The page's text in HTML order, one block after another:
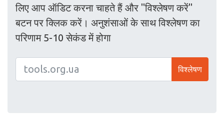
लिए आप ऑडिट करना चाहते हैं और "विश्लेषण करें"
बटन पर क्लिक करें। अनुशंसाओं के साथ विश्लेषण का
परिणाम 5-10 सेकंड में होगा
विश्लेषण